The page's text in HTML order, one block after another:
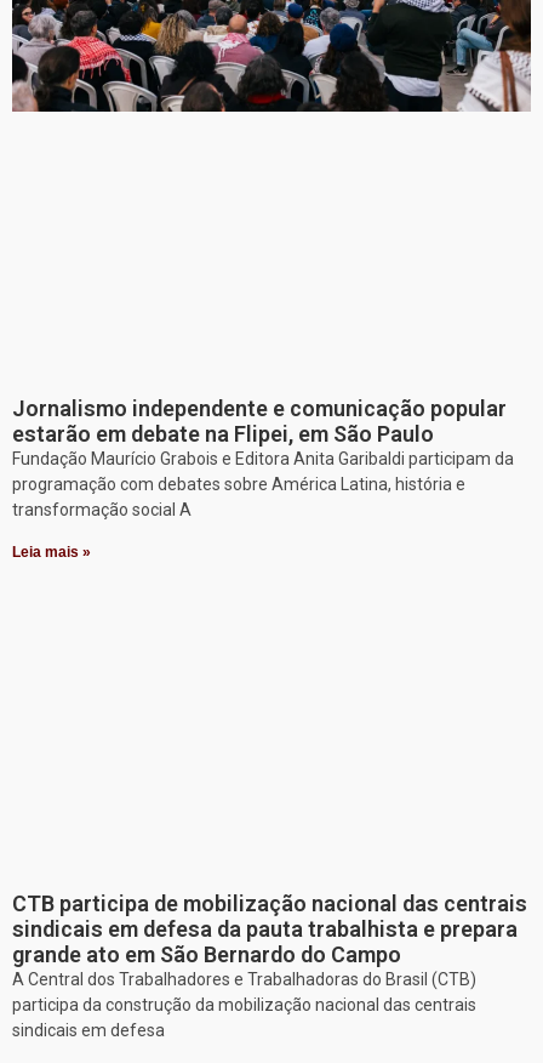
Jornalismo independente e comunicação popular
estarão em debate na Flipei, em São Paulo
Fundação Maurício Grabois e Editora Anita Garibaldi participam da
programação com debates sobre América Latina, história e
transformação social A
Leia mais »
CTB participa de mobilização nacional das centrais
sindicais em defesa da pauta trabalhista e prepara
grande ato em São Bernardo do Campo
A Central dos Trabalhadores e Trabalhadoras do Brasil (CTB)
participa da construção da mobilização nacional das centrais
sindicais em defesa